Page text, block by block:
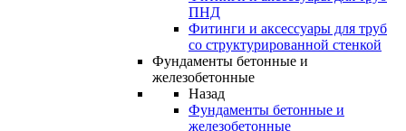
ПНД
Фитинги и аксессуары для труб
со структурированной стенкой
Фундаменты бетонные и
железобетонные
Назад
Фундаменты бетонные и
железобетонные